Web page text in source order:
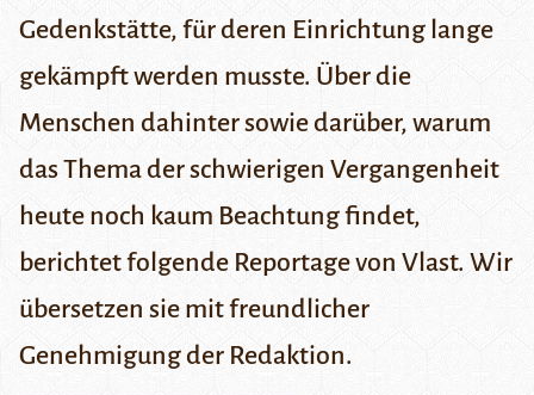
Gedenkstätte, für deren Einrichtung lange
gekämpft werden musste. Über die
Menschen dahinter sowie darüber, warum
das Thema der schwierigen Vergangenheit
heute noch kaum Beachtung findet,
berichtet folgende Reportage von Vlast. Wir
übersetzen sie mit freundlicher
Genehmigung der Redaktion.